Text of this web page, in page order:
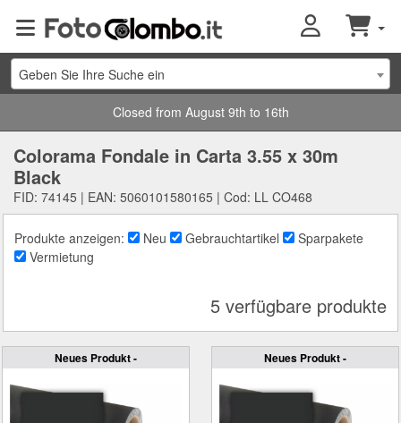
Geben Sie Ihre Suche ein
Closed from August 9th to 16th
Colorama Fondale in Carta 3.55 x 30m
Black
FID: 74145 | EAN: 5060101580165 | Cod: LL CO468
Produkte anzeigen: Neu Gebrauchtartikel
Sparpakete
Vermietung
5 verfügbare produkte
Neues Produkt - Neues Produkt -